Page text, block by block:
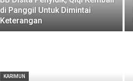
di Panggil Untuk Dimintai
Keterangan
KARIMUN